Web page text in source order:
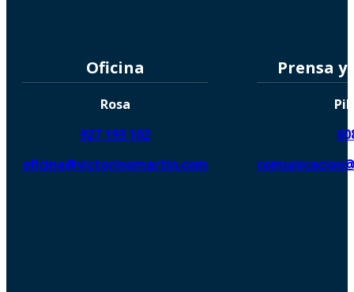
Oficina
Rosa
927 193 102
oficina@victorinomartin.com
Prensa